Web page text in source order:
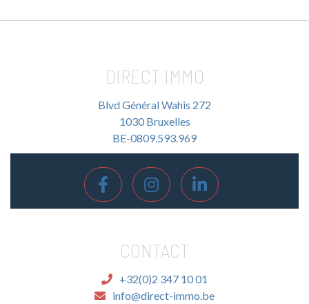
DIRECT IMMO
Blvd Général Wahis 272
1030 Bruxelles
BE-0809.593.969
CONTACT
+32(0)2 347 10 01
info@direct-immo.be